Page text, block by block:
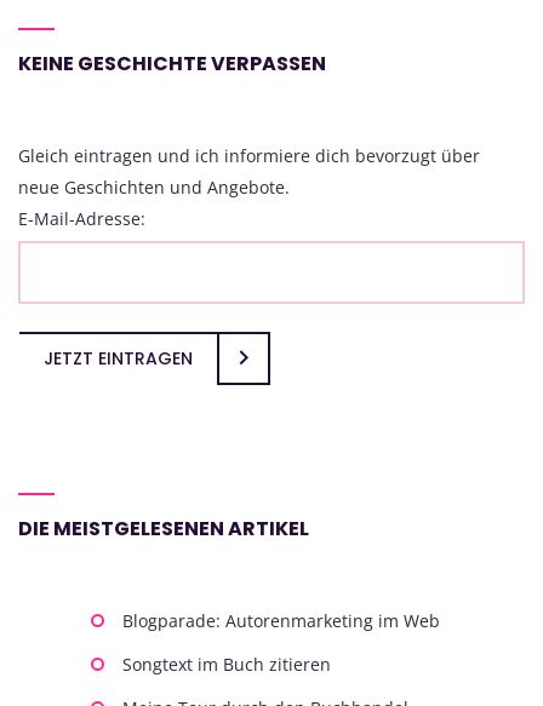
KEINE GESCHICHTE VERPASSEN
Gleich eintragen und ich informiere dich bevorzugt über
neue Geschichten und Angebote.
E-Mail-Adresse:
JETZT EINTRAGEN
DIE MEISTGELESENEN ARTIKEL
Blogparade: Autorenmarketing im Web
Songtext im Buch zitieren